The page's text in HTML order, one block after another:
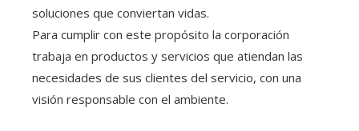
soluciones que conviertan vidas.
Para cumplir con este propósito la corporación
trabaja en productos y servicios que atiendan las
necesidades de sus clientes del servicio, con una
visión responsable con el ambiente.